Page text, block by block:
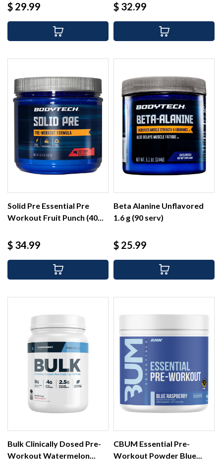
Precio
$ 29.99 Precio
$ 32.99
Solid Pre Essential Pre
Workout Fruit Punch (40...
Precio
$ 34.99
Beta Alanine Unflavored
1.6 g (90 serv)
Precio
$ 25.99
Bulk Clinically Dosed Pre-
Workout Watermelon...
CBUM Essential Pre-
Workout Powder Blue...